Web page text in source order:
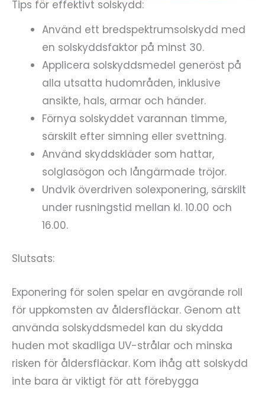
Tips för effektivt solskydd:
Använd ett bredspektrumsolskydd med
en solskyddsfaktor på minst 30.
Applicera solskyddsmedel generöst på
alla utsatta hudområden, inklusive
ansikte, hals, armar och händer.
Förnya solskyddet varannan timme,
särskilt efter simning eller svettning.
Använd skyddskläder som hattar,
solglasögon och långärmade tröjor.
Undvik överdriven solexponering, särskilt
under rusningstid mellan kl. 10.00 och
16.00.
Slutsats:
Exponering för solen spelar en avgörande roll
för uppkomsten av åldersfläckar. Genom att
använda solskyddsmedel kan du skydda
huden mot skadliga UV-strålar och minska
risken för åldersfläckar. Kom ihåg att solskydd
inte bara är viktigt för att förebygga